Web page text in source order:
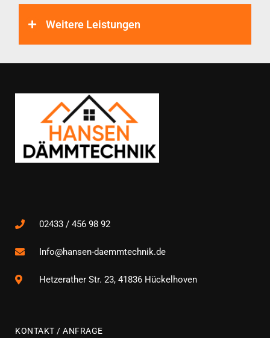
Weitere Leistungen
02433 / 456 98 92
Info@hansen-daemmtechnik.de
Hetzerather Str. 23, 41836 Hückelhoven
KONTAKT / ANFRAGE